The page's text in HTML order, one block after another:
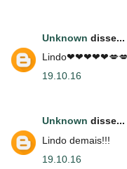
Unknown disse...
19.10.16
Unknown disse...
Lindo demais!!!
19.10.16